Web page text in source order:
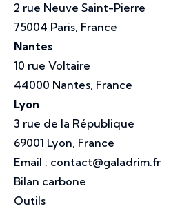
2 rue Neuve Saint-Pierre
75004 Paris, France
Nantes
10 rue Voltaire
44000 Nantes, France
Lyon
3 rue de la République
69001 Lyon, France
Email : contact@galadrim.fr
Bilan carbone
Outils